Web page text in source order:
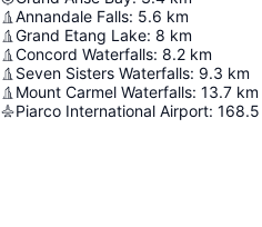
Annandale Falls: 5.6 km
Grand Etang Lake: 8 km
Concord Waterfalls: 8.2 km
Seven Sisters Waterfalls: 9.3 km
Mount Carmel Waterfalls: 13.7 km
Piarco International Airport: 168.5